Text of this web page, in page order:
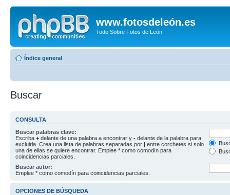
www.fotosdeleón.es
Todo Sobre Fotos de León
Índice general
Buscar
CONSULTA
Buscar palabras clave:
Escriba + delante de una palabra a encontrar y - delante de la palabra para
excluirla. Crea una lista de palabras separadas por | entre corchetes si solo
una de ellas se quiere encontrar. Emplee * como comodín para
coincidencias parciales.
Buscar autor:
Emplee * como comodín para coincidencias parciales.
OPCIONES DE BÚSQUEDA